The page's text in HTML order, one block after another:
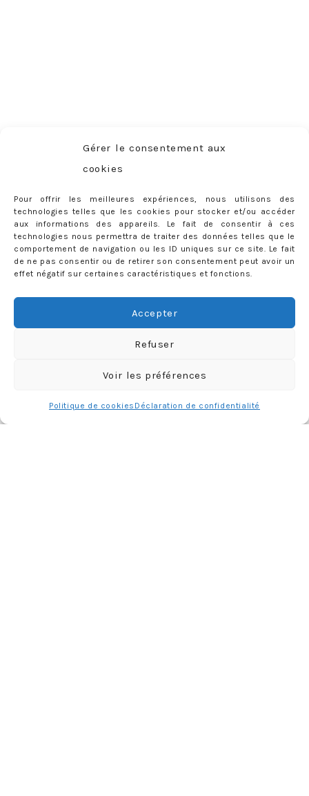
Gérer le consentement aux
cookies
Pour offrir les meilleures expériences, nous utilisons des
technologies telles que les cookies pour stocker et/ou accéder
aux informations des appareils. Le fait de consentir à ces
technologies nous permettra de traiter des données telles que le
comportement de navigation ou les ID uniques sur ce site. Le fait
de ne pas consentir ou de retirer son consentement peut avoir un
effet négatif sur certaines caractéristiques et fonctions.
Accepter
Refuser
Voir les préférences
Politique de cookies Déclaration de confidentialité
CATÉGORIES
Catégories
Rechercher :
PARUTIONS PRESSE